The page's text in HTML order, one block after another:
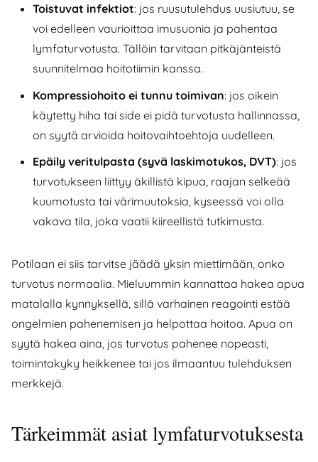
Toistuvat infektiot: jos ruusutulehdus uusiutuu, se
voi edelleen vaurioittaa imusuonia ja pahentaa
lymfaturvotusta. Tällöin tarvitaan pitkäjänteistä
suunnitelmaa hoitotiimin kanssa.
Kompressiohoito ei tunnu toimivan: jos oikein
käytetty hiha tai side ei pidä turvotusta hallinnassa,
on syytä arvioida hoitovaihtoehtoja uudelleen.
Epäily veritulpasta (syvä laskimotukos, DVT): jos
turvotukseen liittyy äkillistä kipua, raajan selkeää
kuumotusta tai värimuutoksia, kyseessä voi olla
vakava tila, joka vaatii kiireellistä tutkimusta.
Potilaan ei siis tarvitse jäädä yksin miettimään, onko
turvotus normaalia. Mieluummin kannattaa hakea apua
matalalla kynnyksellä, sillä varhainen reagointi estää
ongelmien pahenemisen ja helpottaa hoitoa. Apua on
syytä hakea aina, jos turvotus pahenee nopeasti,
toimintakyky heikkenee tai jos ilmaantuu tulehduksen
merkkejä.
Tärkeimmät asiat lymfaturvotuksesta